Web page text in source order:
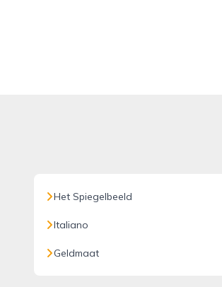
Het Spiegelbeeld
Italiano
Geldmaat